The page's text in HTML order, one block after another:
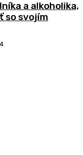
a alkoholika,
so svojím